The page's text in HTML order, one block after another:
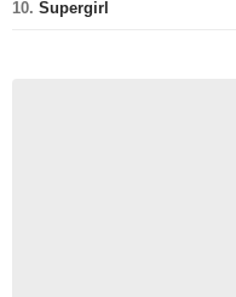
10. Supergirl